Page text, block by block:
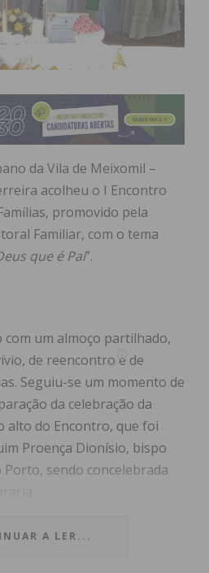
da Vila de Meixomil –
acolheu o I Encontro
promovido pela
Familiar, com o tema
que é Pai”.
com um almoço partilhado,
de reencontro e de
Seguiu-se um momento de
da celebração da
alto do Encontro, que foi
Proença Dionísio, bispo
Porto, sendo concelebrada
estiveram representadas
A LER...